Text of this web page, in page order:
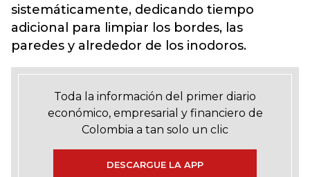
sistemáticamente, dedicando tiempo
adicional para limpiar los bordes, las
paredes y alrededor de los inodoros.
Toda la información del primer diario
económico, empresarial y financiero de
Colombia a tan solo un clic
DESCARGUE LA APP